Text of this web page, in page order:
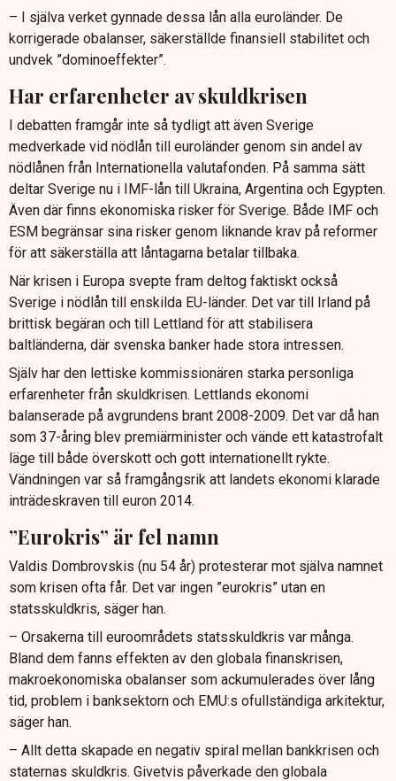
– I själva verket gynnade dessa lån alla euroländer. De
korrigerade obalanser, säkerställde finansiell stabilitet och
undvek ”dominoeffekter”.
Har erfarenheter av skuldkrisen
I debatten framgår inte så tydligt att även Sverige
medverkade vid nödlån till euroländer genom sin andel av
nödlånen från Internationella valutafonden. På samma sätt
deltar Sverige nu i IMF-lån till Ukraina, Argentina och Egypten.
Även där finns ekonomiska risker för Sverige. Både IMF och
ESM begränsar sina risker genom liknande krav på reformer
för att säkerställa att låntagarna betalar tillbaka.
När krisen i Europa svepte fram deltog faktiskt också
Sverige i nödlån till enskilda EU-länder. Det var till Irland på
brittisk begäran och till Lettland för att stabilisera
baltländerna, där svenska banker hade stora intressen.
Själv har den lettiske kommissionären starka personliga
erfarenheter från skuldkrisen. Lettlands ekonomi
balanserade på avgrundens brant 2008-2009. Det var då han
som 37-åring blev premiärminister och vände ett katastrofalt
läge till både överskott och gott internationellt rykte.
Vändningen var så framgångsrik att landets ekonomi klarade
inträdeskraven till euron 2014.
”Eurokris” är fel namn
Valdis Dombrovskis (nu 54 år) protesterar mot själva namnet
som krisen ofta får. Det var ingen ”eurokris” utan en
statsskuldkris, säger han.
– Orsakerna till euroområdets statsskuldkris var många.
Bland dem fanns effekten av den globala finanskrisen,
makroekonomiska obalanser som ackumulerades över lång
tid, problem i banksektorn och EMU:s ofullständiga arkitektur,
säger han.
– Allt detta skapade en negativ spiral mellan bankkrisen och
staternas skuldkris. Givetvis påverkade den globala